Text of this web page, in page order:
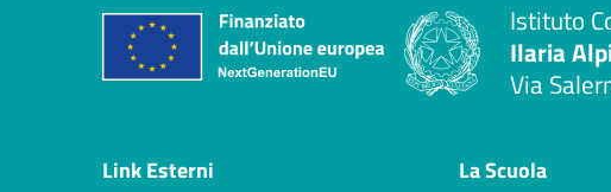
Istituto
Ilaria
Via
Link Esterni La Scuola